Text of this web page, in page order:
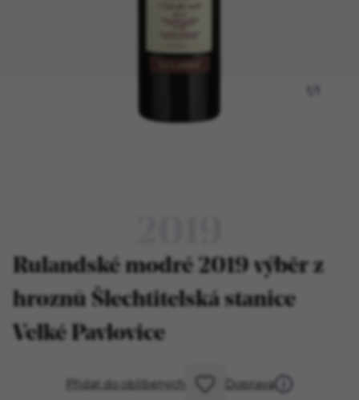
Rulandské modré 2019 výběr z
hroznů Šlechtitelská stanice
Velké Pavlovice
Přidat do oblíbených Doprava